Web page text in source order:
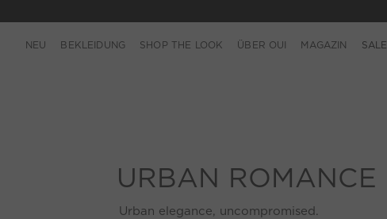
NEU BEKLEIDUNG SHOP THE LOOK ÜBER OUI MAGAZIN SALE
URBAN ROMANCE
Urban elegance, uncompromised.